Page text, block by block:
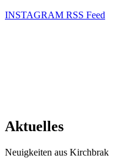
INSTAGRAM RSS Feed
Aktuelles
Neuigkeiten aus Kirchbrak